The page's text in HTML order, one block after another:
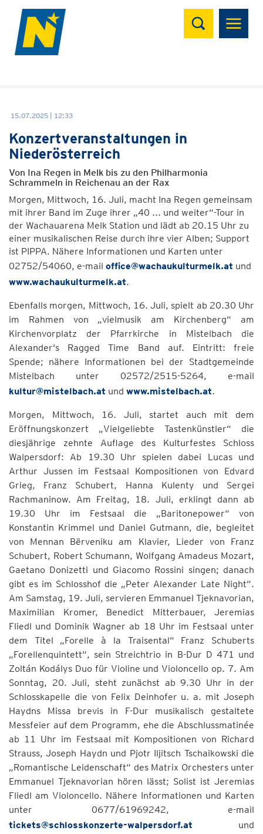
Suchen
15.07.2025 | 12:33
Konzertveranstaltungen in
Niederösterreich
Von Ina Regen in Melk bis zu den Philharmonia
Schrammeln in Reichenau an der Rax
Morgen, Mittwoch, 16. Juli, macht Ina Regen gemeinsam
mit ihrer Band im Zuge ihrer „40 ... und weiter“-Tour in
der Wachauarena Melk Station und lädt ab 20.15 Uhr zu
einer musikalischen Reise durch ihre vier Alben; Support
ist PIPPA. Nähere Informationen und Karten unter
02752/54060, e-mail office@wachaukulturmelk.at und
www.wachaukulturmelk.at.
Ebenfalls morgen, Mittwoch, 16. Juli, spielt ab 20.30 Uhr
im Rahmen von „vielmusik am Kirchenberg“ am
Kirchenvorplatz der Pfarrkirche in Mistelbach die
Alexander‘s Ragged Time Band auf. Eintritt: freie
Spende; nähere Informationen bei der Stadtgemeinde
Mistelbach unter 02572/2515-5264, e-mail
kultur@mistelbach.at und www.mistelbach.at.
Morgen, Mittwoch, 16. Juli, startet auch mit dem
Eröffnungskonzert „Vielgeliebte Tastenkünstler“ die
diesjährige zehnte Auflage des Kulturfestes Schloss
Walpersdorf: Ab 19.30 Uhr spielen dabei Lucas und
Arthur Jussen im Festsaal Kompositionen von Edvard
Grieg, Franz Schubert, Hanna Kulenty und Sergei
Rachmaninow. Am Freitag, 18. Juli, erklingt dann ab
19.30 Uhr im Festsaal die „Baritonepower“ von
Konstantin Krimmel und Daniel Gutmann, die, begleitet
von Mennan Bërveniku am Klavier, Lieder von Franz
Schubert, Robert Schumann, Wolfgang Amadeus Mozart,
Gaetano Donizetti und Giacomo Rossini singen; danach
gibt es im Schlosshof die „Peter Alexander Late Night“.
Am Samstag, 19. Juli, servieren Emmanuel Tjeknavorian,
Maximilian Kromer, Benedict Mitterbauer, Jeremias
Fliedl und Dominik Wagner ab 18 Uhr im Festsaal unter
dem Titel „Forelle à la Traisental“ Franz Schuberts
„Forellenquintett“, sein Streichtrio in B-Dur D 471 und
Zoltán Kodálys Duo für Violine und Violoncello op. 7. Am
Sonntag, 20. Juli, steht zunächst ab 9.30 Uhr in der
Schlosskapelle die von Felix Deinhofer u. a. mit Joseph
Haydns Missa brevis in F-Dur musikalisch gestaltete
Messfeier auf dem Programm, ehe die Abschlussmatinée
ab 11 Uhr im Festsaal mit Kompositionen von Richard
Strauss, Joseph Haydn und Pjotr Iljitsch Tschaikowski die
„Romantische Leidenschaft“ des Matrix Orchesters unter
Emmanuel Tjeknavorian hören lässt; Solist ist Jeremias
Fliedl am Violoncello. Nähere Informationen und Karten
unter 0677/61969242, e-mail
tickets@schlosskonzerte-walpersdorf.at und